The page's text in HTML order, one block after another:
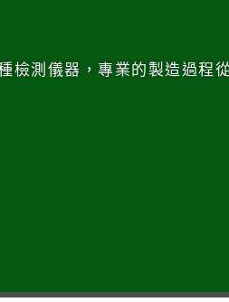
檢測儀器，專業的製造過